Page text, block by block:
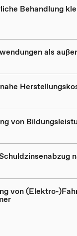
Behandlung
als
von
von (Elektro-